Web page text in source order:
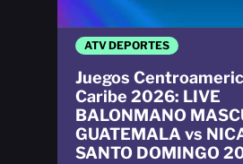
ATV DEPORTES
Juegos
Caribe 2026: LIVE
BALONMANO
GUATEMALA vs
SANTO DOMINGO